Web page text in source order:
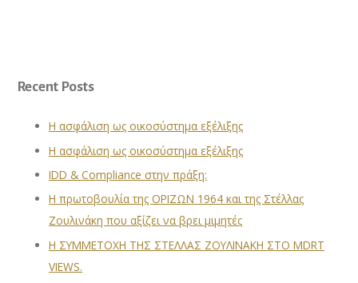
Recent Posts
Η ασφάλιση ως οικοσύστημα εξέλιξης
Η ασφάλιση ως οικοσύστημα εξέλιξης
IDD & Compliance στην πράξη:
Η πρωτοβουλία της ΟΡΙΖΩΝ 1964 και της Στέλλας
Ζουλινάκη που αξίζει να βρει μιμητές
Η ΣΥΜΜΕΤΟΧΗ ΤΗΣ ΣΤΕΛΛΑΣ ΖΟΥΛΙΝΑΚΗ ΣΤΟ MDRT
VIEWS.